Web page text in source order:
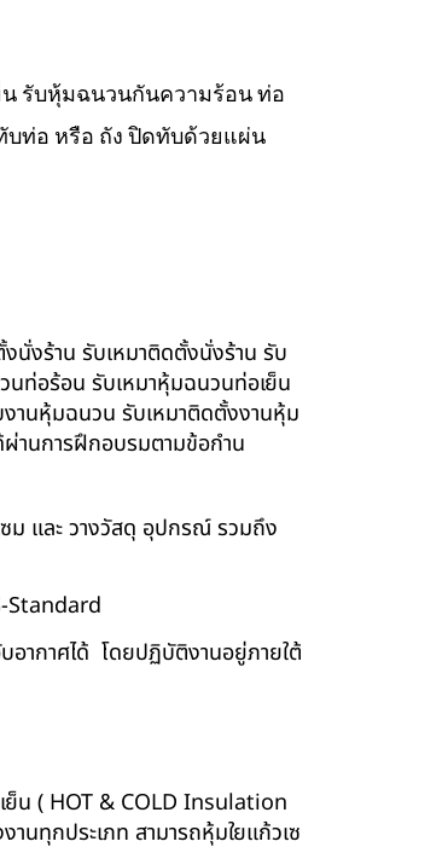
รับหุ้มฉนวนกันความร้อน ท่อ
บท่อ หรือ ถัง ปิดทับด้วยแผ่น
นั่งร้าน รับเหมาติดตั้งนั่งร้าน รับ
ท่อร้อน รับเหมาหุ้มฉนวนท่อเย็น
านหุ้มฉนวน รับเหมาติดตั้งงานหุ้ม
านการฝึกอบรมตามข้อกำน
ม และ วางวัสดุ อุปกรณ์ รวมถึง
Standard
ากาศได้ โดยปฏิบัติงานอยู่ภายใต้
ย็น ( HOT & COLD Insulation
นทุกประเภท สามารถหุ้มใยแก้วเซ